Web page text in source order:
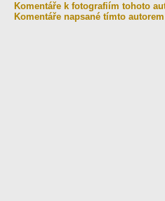
Komentáře k fotografiím tohoto
Komentáře napsané tímto autorem